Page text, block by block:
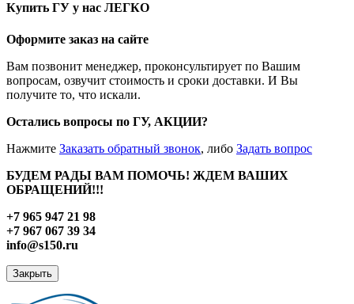
Купить ГУ у нас ЛЕГКО
Оформите заказ на сайте
Вам позвонит менеджер, проконсультирует по Вашим
вопросам, озвучит стоимость и сроки доставки. И Вы
получите то, что искали.
Остались вопросы по ГУ, АКЦИИ?
Нажмите Заказать обратный звонок, либо Задать вопрос
БУДЕМ РАДЫ ВАМ ПОМОЧЬ! ЖДЕМ ВАШИХ
ОБРАЩЕНИЙ!!!
+7 965 947 21 98
+7 967 067 39 34
info@s150.ru
Закрыть